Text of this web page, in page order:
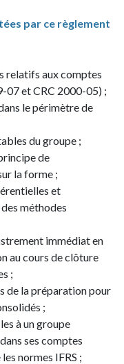
par ce règlement
relatifs aux comptes
07 et CRC 2000-05) ;
le périmètre de
du groupe ;
de
la forme ;
et
méthodes
immédiat en
au cours de clôture
;
de la préparation pour
;
à un groupe
ses comptes
normes IFRS ;